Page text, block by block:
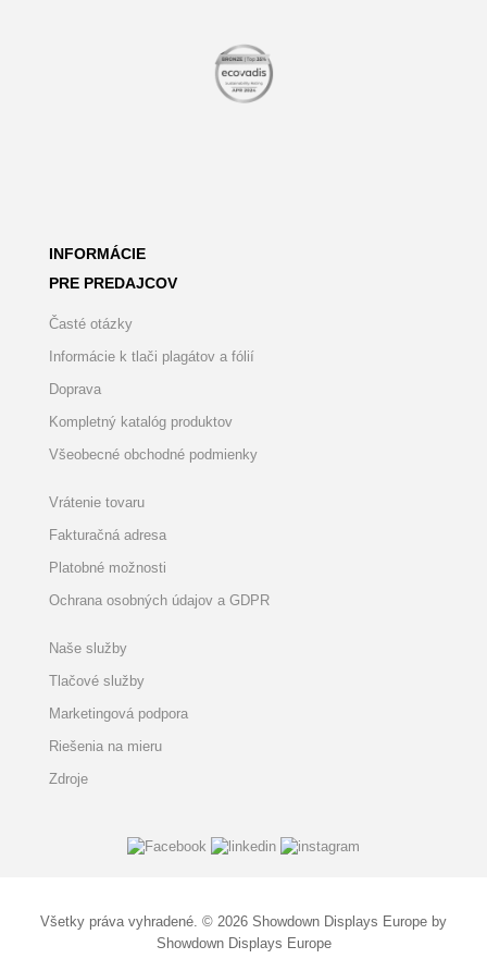
INFORMÁCIE
PRE PREDAJCOV
Časté otázky
Informácie k tlači plagátov a fólií
Doprava
Kompletný katalóg produktov
Všeobecné obchodné podmienky
Vrátenie tovaru
Fakturačná adresa
Platobné možnosti
Ochrana osobných údajov a GDPR
Naše služby
Tlačové služby
Marketingová podpora
Riešenia na mieru
Zdroje
Všetky práva vyhradené. © 2026 Showdown Displays Europe by
Showdown Displays Europe